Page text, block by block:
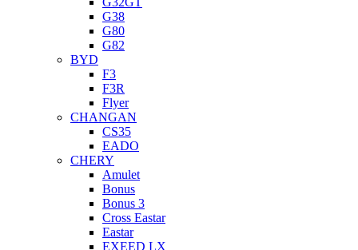
G38
G80
G82
BYD
F3
F3R
Flyer
CHANGAN
CS35
EADO
CHERY
Amulet
Bonus
Bonus 3
Cross Eastar
Eastar
EXEED LX